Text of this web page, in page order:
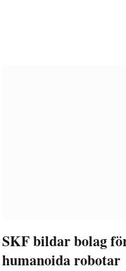
SKF bildar bolag
humanoida robotar